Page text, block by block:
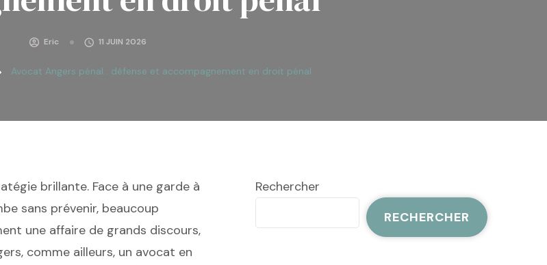
Eric 11 JUIN 2026
Avocat Angers pénal : défense et accompagnement en droit pénal
brillante. Face à une garde à
sans prévenir, beaucoup
une affaire de grands discours,
comme ailleurs, un avocat en
Rechercher
RECHERCHER